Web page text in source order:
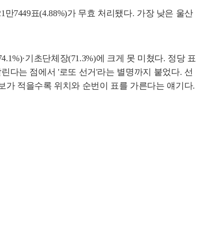
만7449표(4.88%)가 무효 처리됐다. 가장 낮은 울산
기초단체장(71.3%)에 크게 못 미쳤다. 정당 표
다는 점에서 '로또 선거'라는 별명까지 붙었다. 선
적을수록 위치와 순번이 표를 가른다는 얘기다.